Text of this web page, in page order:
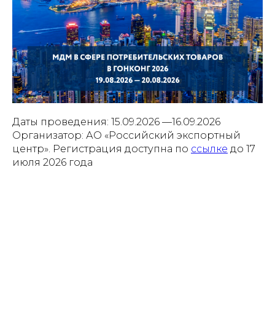
Даты проведения: 15.09.2026 —16.09.2026
Организатор: АО «Российский экспортный
центр». Регистрация доступна по ссылке до 17
июля 2026 года